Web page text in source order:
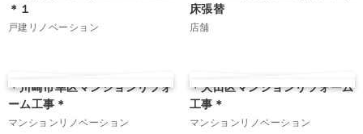
＊１
戸建リノベーション
床張替
店舗
＊川崎市幸区マンションリフォ
ーム工事＊
マンションリノベーション
＊大田区マンションリフォーム
工事＊
マンションリノベーション